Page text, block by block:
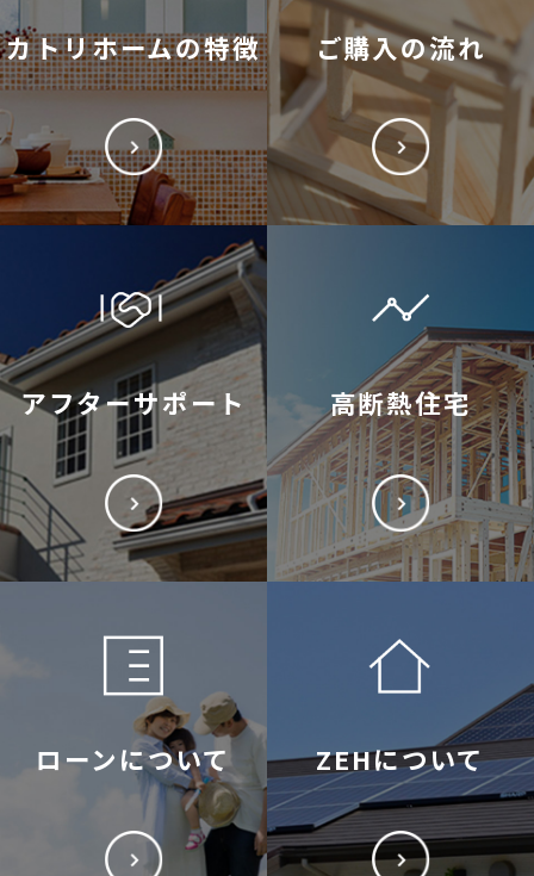
カトリホームの特徴 ご購入の流れ
アフターサポート 高断熱住宅
ローンについて ZEHについて